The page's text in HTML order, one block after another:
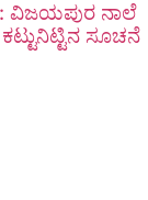
: ವಿಜಯಪುರ ನಾಲೆ
ಸೂಚನೆ